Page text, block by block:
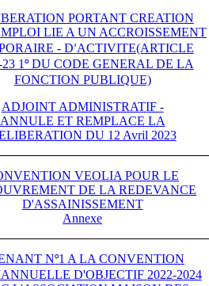
PORTANT CREATION
LIE A UN ACCROISSEMENT
- D’ACTIVITE(ARTICLE
1°DU CODE GENERAL DE LA
FONCTION PUBLIQUE)
ADJOINT ADMINISTRATIF -
ANNULE ET REMPLACE LA
DU 12 Avril 2023
VEOLIA POUR LE
DE LA REDEVANCE
D'ASSAINISSEMENT
Annexe
N°1 A LA CONVENTION
D'OBJECTIF 2022-2024